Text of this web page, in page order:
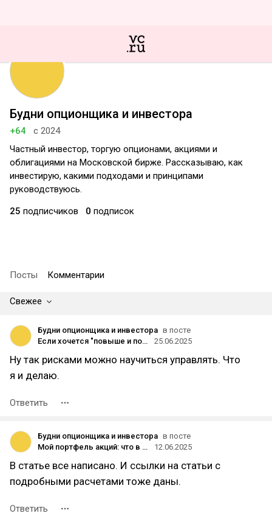
Будни опционщика и инвестора
+64
с 2024
Частный инвестор, торгую опционами, акциями и
облигациями на Московской бирже. Рассказываю, как
инвестирую, какими подходами и принципами
руководствуюсь.
25 подписчиков 0 подписок
Посты Комментарии
Свежее
Будни опционщика и инвестора в посте
Если хочется "повыше и побыстрее" - пора в опционы
25.06.2025
Ну так рисками можно научиться управлять. Что
я и делаю.
Ответить
Будни опционщика и инвестора в посте
Мой портфель акций: что в нем и как я его собираю
12.06.2025
В статье все написано. И ссылки на статьи с
подробными расчетами тоже даны.
Ответить